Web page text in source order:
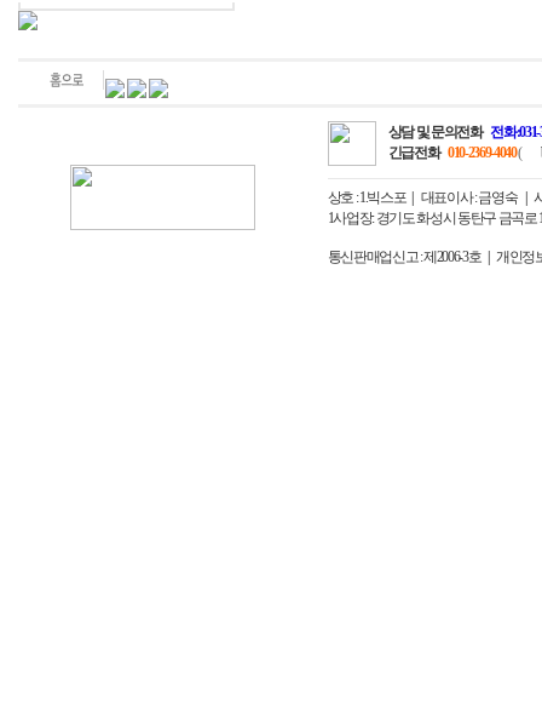
상담 및 문의전화 전화
긴급전화010-2369-4040(
상호 : 1.빅스포 대표이사 : 금영숙
1사업장: 경기도 화성시 동탄구 금곡로
통신판매업신고 : 제2006-3호 개인정